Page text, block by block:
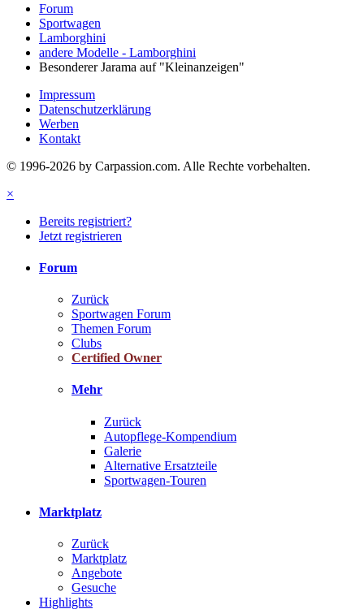
Forum
Sportwagen
Lamborghini
andere Modelle - Lamborghini
Besonderer Jarama auf "Kleinanzeigen"
Impressum
Datenschutzerklärung
Werben
Kontakt
© 1996-2026 by Carpassion.com. Alle Rechte vorbehalten.
×
Bereits registriert?
Jetzt registrieren
Forum
Zurück
Sportwagen Forum
Themen Forum
Clubs
Certified Owner
Mehr
Zurück
Autopflege-Kompendium
Galerie
Alternative Ersatzteile
Sportwagen-Touren
Marktplatz
Zurück
Marktplatz
Angebote
Gesuche
Highlights